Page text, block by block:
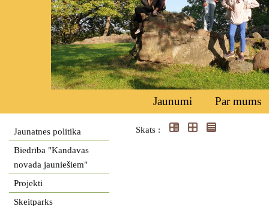
Jaunumi Par mums
Jaunatnes politika
Biedrība "Kandavas
novada jauniešiem"
Projekti
Skeitparks
Skats :